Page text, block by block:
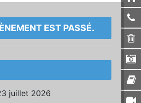
EST PASSÉ.
juillet 2026